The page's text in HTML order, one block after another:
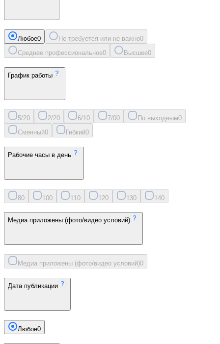
Любое0 Не требуется или не важно0
Среднее профессиональное0 Высшее0
График работы
5/20 2/20 6/10 7/00 По выходным0
Сменный0 Гибкий0
Рабочие часы в день
80 100 11 0 120 130 140
Медиа приложены (фото/видео условий)
Медиа приложены (фото/видео условий)0
Дата публикации
Любое0